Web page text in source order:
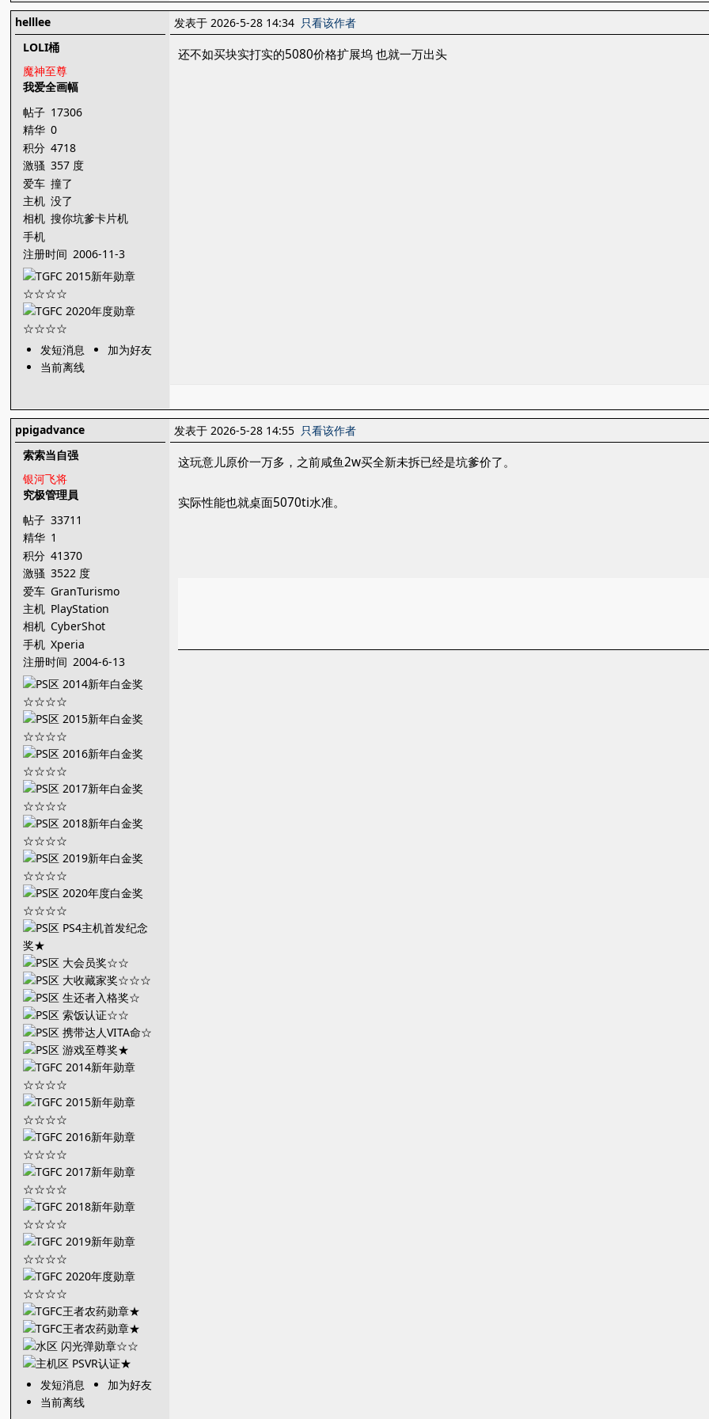
helllee
LOLI桶
魔神至尊
我爱全画幅
帖子 17306
精华 0
积分 4718
激骚 357 度
爱车 撞了
主机 没了
相机 搜你坑爹卡片机
手机
注册时间 2006-11-3
发短消息
加为好友
当前离线
发表于 2026-5-28 14:34 只看该作者
还不如买块实打实的5080价格扩展坞 也就一万出头
ppigadvance
索索当自强
银河飞将
究极管理員
帖子 33711
精华 1
积分 41370
激骚 3522 度
爱车 GranTurismo
主机 PlayStation
相机 CyberShot
手机 Xperia
注册时间 2004-6-13
发短消息
加为好友
当前离线
发表于 2026-5-28 14:55 只看该作者
这玩意儿原价一万多，之前咸鱼2w买全新未拆已经是坑爹价了。
实际性能也就桌面5070ti水准。